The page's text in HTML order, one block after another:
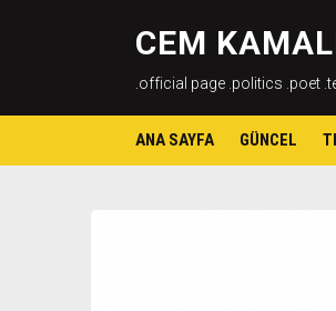
CEM
.official page .politics .poet
ANA SAYFA GÜNCEL